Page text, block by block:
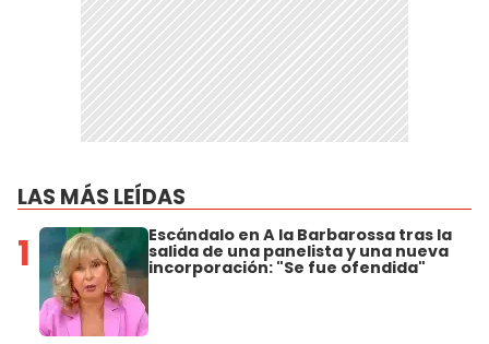
LAS MÁS LEÍDAS
1 Escándalo en A la Barbarossa tras la
salida de una panelista y una nueva
incorporación: "Se fue ofendida"